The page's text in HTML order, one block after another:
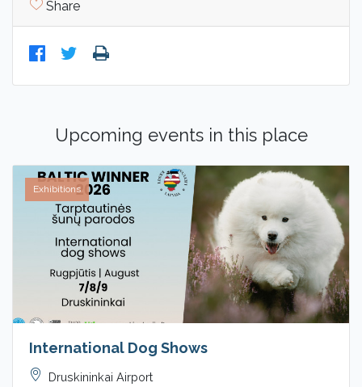
Share
Upcoming events in this place
Exhibitions
International Dog Shows
Druskininkai Airport